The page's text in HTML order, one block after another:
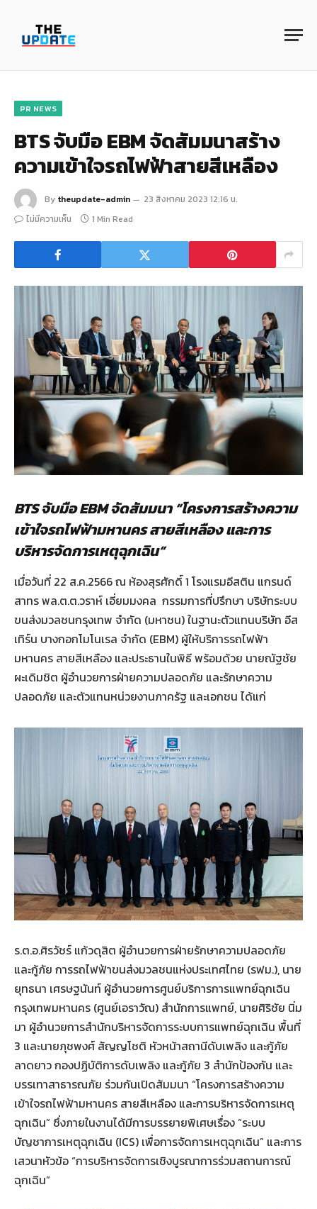
PR NEWS
BTS จับมือ EBM จัดสัมมนาสร้าง
ความเข้าใจรถไฟฟ้าสายสีเหลือง
By theupdate-admin
23 สิงหาคม 2023 12:16 น.
ไม่มีความเห็น
1 Min Read
BTS จับมือ EBM จัดสัมมนา “โครงการสร้างความ
เข้าใจรถไฟฟ้ามหานคร สายสีเหลือง และการ
บริหารจัดการเหตุฉุกเฉิน”
เมื่อวันที่ 22 ส.ค.2566 ณ ห้องสุรศักดิ์ 1 โรงแรมอีสติน แกรนด์
สาทร พล.ต.ต.วราห์ เอี่ยมมงคล กรรมการที่ปรึกษา บริษัทระบบ
ขนส่งมวลชนกรุงเทพ จำกัด (มหาชน) ในฐานะตัวแทนบริษัท อีส
เทิร์น บางกอกโมโนเรล จำกัด (EBM) ผู้ให้บริการรถไฟฟ้า
มหานคร สายสีเหลือง และประธานในพิธี พร้อมด้วย นายณัฐชัย
ผะเดิมชิต ผู้อำนวยการฝ่ายความปลอดภัย และรักษาความ
ปลอดภัย และตัวแทนหน่วยงานภาครัฐ และเอกชน ได้แก่
ร.ต.อ.ศิรวัชร์ แก้วดุสิต ผู้อำนวยการฝ่ายรักษาความปลอดภัย
และกู้ภัย การรถไฟฟ้าขนส่งมวลชนแห่งประเทศไทย (รฟม.), นาย
ยุทธนา เศรษฐนันท์ ผู้อำนวยการศูนย์บริการการแพทย์ฉุกเฉิน
กรุงเทพมหานคร (ศูนย์เอราวัณ) สำนักการแพทย์, นายศิริชัย นิ่ม
มา ผู้อำนวยการสำนักบริหารจัดการระบบการแพทย์ฉุกเฉิน พื้นที่
3 และนายภุชพงศ์ สัญญโชติ หัวหน้าสถานีดับเพลิง และกู้ภัย
ลาดยาว กองปฏิบัติการดับเพลิง และกู้ภัย 3 สำนักป้องกัน และ
บรรเทาสาธารณภัย ร่วมกันเปิดสัมมนา “โครงการสร้างความ
เข้าใจรถไฟฟ้ามหานคร สายสีเหลือง และการบริหารจัดการเหตุ
ฉุกเฉิน” ซึ่งภายในงานได้มีการบรรยายพิเศษเรื่อง “ระบบ
บัญชาการเหตุฉุกเฉิน (ICS) เพื่อการจัดการเหตุฉุกเฉิน” และการ
เสวนาหัวข้อ “การบริหารจัดการเชิงบูรณาการร่วมสถานการณ์
ฉุกเฉิน”